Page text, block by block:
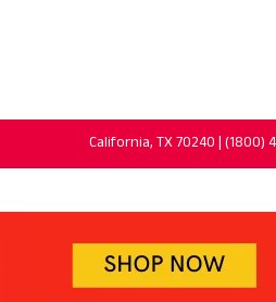
California, TX 70240 | (1800)